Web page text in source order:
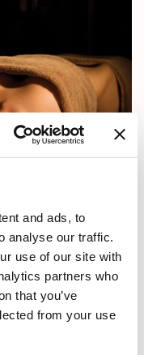
and ads, to
analyse our traffic.
use of our site with
partners who
that you’ve
from your use
mit einer 3000
Ergebnissen. Die
Praxis, die Ihre
Medizin geht
durch hohen